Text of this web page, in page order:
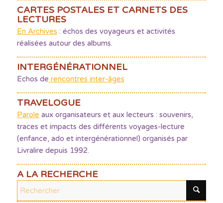
CARTES POSTALES ET CARNETS DES
LECTURES
En Archives : échos des voyageurs et activités
réalisées autour des albums.
INTERGÉNÉRATIONNEL
Echos de rencontres inter-âges
TRAVELOGUE
Parole aux organisateurs et aux lecteurs : souvenirs,
traces et impacts des différents voyages-lecture
(enfance, ado et intergénérationnel) organisés par
Livralire depuis 1992.
A LA RECHERCHE